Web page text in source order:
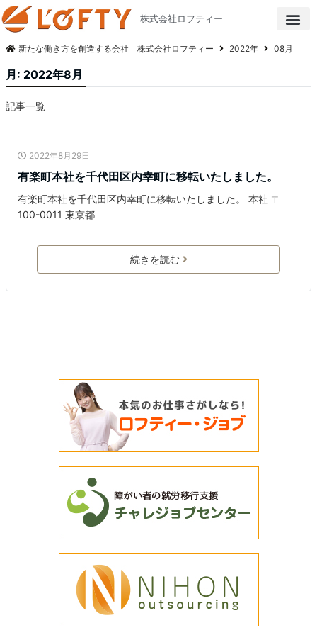
株式会社ロフティー
新たな働き方を創造する会社 株式会社ロフティー 2022年 08月
月: 2022年8月
記事一覧
2022年8月29日
有楽町本社を千代田区内幸町に移転いたしました。
有楽町本社を千代田区内幸町に移転いたしました。 本社 〒
100-0011 東京都
続きを読む